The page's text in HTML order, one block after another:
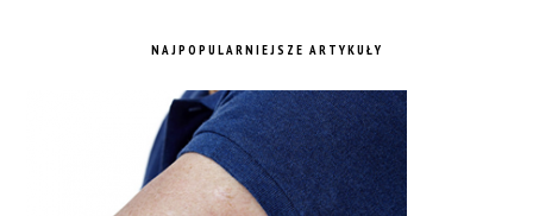
NAJPOPULARNIEJSZE ARTYKUŁY